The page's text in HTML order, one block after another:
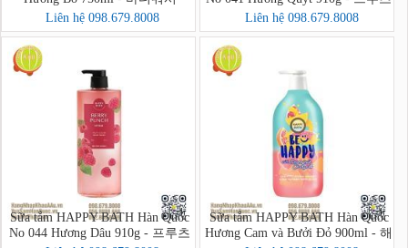
Liên hệ 098.679.8008
크러시 바디워시
Liên hệ 098.679.8008
Sữa tắm HAPPY BATH Hàn Quốc
No 044 Hương Dâu 910g - 프루츠
Sữa tắm HAPPY BATH Hàn Quốc
Hương Cam và Bưởi Đỏ 900ml - 해